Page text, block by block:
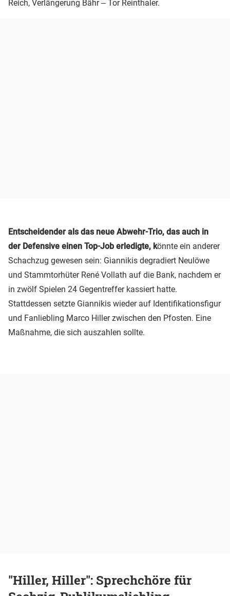
Reich, Verlängerung Bähr ‒ Tor Reinthaler.
Entscheidender als das neue Abwehr-Trio, das auch in
der Defensive einen Top-Job erledigte, könnte ein anderer
Schachzug gewesen sein: Giannikis degradiert Neulöwe
und Stammtorhüter René Vollath auf die Bank, nachdem er
in zwölf Spielen 24 Gegentreffer kassiert hatte.
Stattdessen setzte Giannikis wieder auf Identifikationsfigur
und Fanliebling Marco Hiller zwischen den Pfosten. Eine
Maßnahme, die sich auszahlen sollte.
"Hiller, Hiller": Sprechchöre für